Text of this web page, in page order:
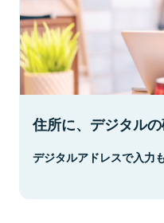
住所に、デジタルの
デジタルアドレスで入力